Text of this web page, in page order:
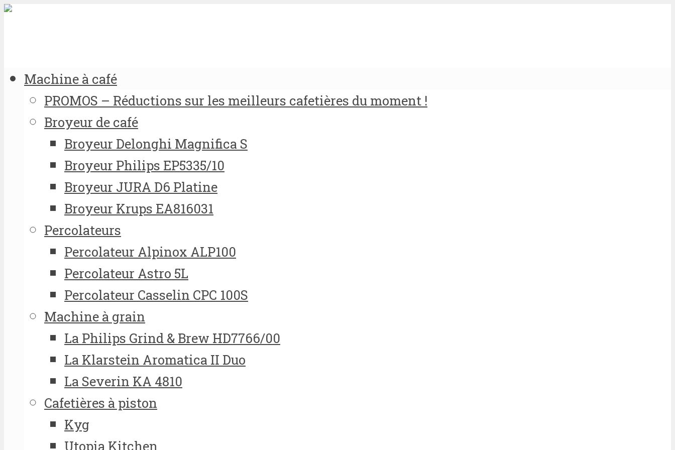
Machine à café
PROMOS – Réductions sur les meilleurs cafetières du moment !
Broyeur de café
Broyeur Delonghi Magnifica S
Broyeur Philips EP5335/10
Broyeur JURA D6 Platine
Broyeur Krups EA816031
Percolateurs
Percolateur Alpinox ALP100
Percolateur Astro 5L
Percolateur Casselin CPC 100S
Machine à grain
La Philips Grind & Brew HD7766/00
La Klarstein Aromatica II Duo
La Severin KA 4810
Cafetières à piston
Kyg
Utopia Kitchen